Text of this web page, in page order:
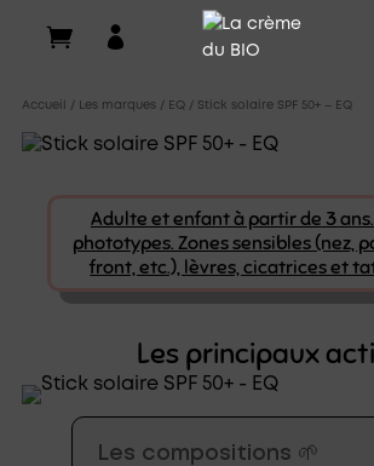

Accueil / Les marques / EQ / Stick solaire SPF 50+ – EQ
Adulte et enfant à partir de 3 ans.
phototypes. Zones sensibles (nez,
front, etc.), lèvres, cicatrices et
Les principaux
Les compositions 🌱